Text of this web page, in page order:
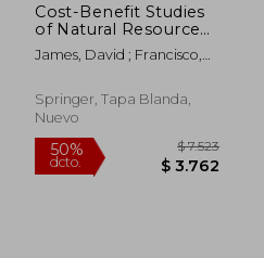
Cost-Benefit Studies
of Natural Resource
Management in
Southeast Asia (en
James, David ; Francisco,
Springer, Tapa Blanda,
Nuevo